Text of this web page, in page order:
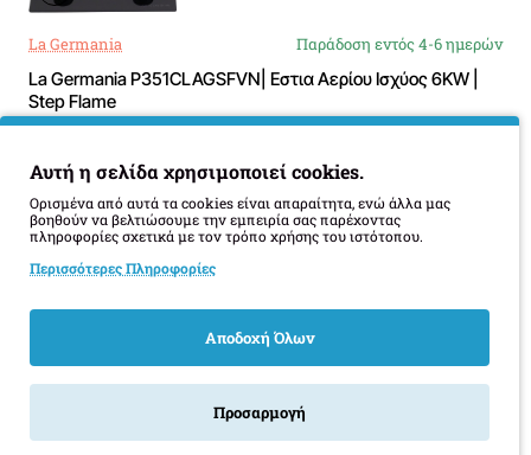
La Germania Παράδοση εντός 4-6 ημερών
La Germania P351CLAGSFVN| Εστια Αερίου Ισχύος 6KW |
Step Flame
Καλάθι
Παράδοση εντός 7-12 ημερών
Αυτή η σελίδα χρησιμοποιεί cookies.
Ορισμένα από αυτά τα cookies είναι απαραίτητα, ενώ άλλα μας
βοηθούν να βελτιώσουμε την εμπειρία σας παρέχοντας
πληροφορίες σχετικά με τον τρόπο χρήσης του ιστότοπου.
Περισσότερες Πληροφορίες
Αποδοχή Όλων
Προσαρμογή